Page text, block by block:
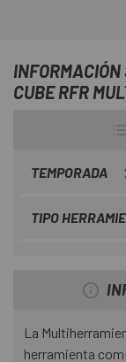
CUBE RFR
TEMPORADA
TIPO
La
herramienta